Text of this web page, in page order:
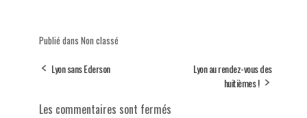
Publié dans Non classé
Lyon sans Ederson
Lyon au rendez-vous des
huitièmes !
Les commentaires sont fermés